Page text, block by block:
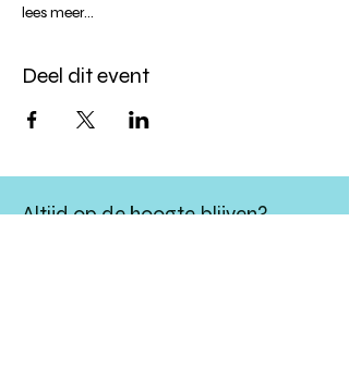
lees meer...
Deel dit event
Altijd op de hoogte blijven?